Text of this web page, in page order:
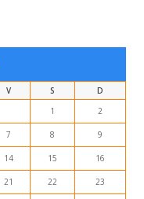
V S
D
1
2
7 8 9
14 15 16
21 22 23